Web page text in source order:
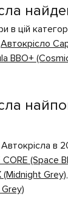
в цій
Автокрісло
BBO+
в
(Space
(Midnight Grey),